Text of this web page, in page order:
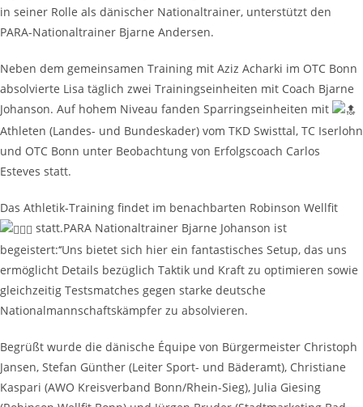
in seiner Rolle als dänischer Nationaltrainer, unterstützt den
PARA-Nationaltrainer Bjarne Andersen.
Neben dem gemeinsamen Training mit Aziz Acharki im OTC Bonn
absolvierte Lisa täglich zwei Trainingseinheiten mit Coach Bjarne
Johanson. Auf hohem Niveau fanden Sparringseinheiten mit
Athleten (Landes- und Bundeskader) vom TKD Swisttal, TC Iserlohn
und OTC Bonn unter Beobachtung von Erfolgscoach Carlos
Esteves statt.
Das Athletik-Training findet im benachbarten Robinson Wellfit
statt.PARA Nationaltrainer Bjarne Johanson ist
begeistert:‘‘Uns bietet sich hier ein fantastisches Setup, das uns
ermöglicht Details bezüglich Taktik und Kraft zu optimieren sowie
gleichzeitig Testsmatches gegen starke deutsche
Nationalmannschaftskämpfer zu absolvieren.
Begrüßt wurde die dänische Équipe von Bürgermeister Christoph
Jansen, Stefan Günther (Leiter Sport- und Bäderamt), Christiane
Kaspari (AWO Kreisverband Bonn/Rhein-Sieg), Julia Giesing